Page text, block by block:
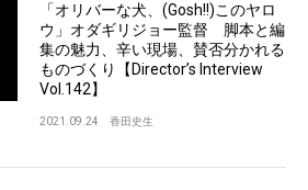
「オリバーな犬、(Gosh!!)このヤロ
ウ」オダギリジョー監督 脚本と編
集の魅力、辛い現場、賛否分かれる
ものづくり【Director’s Interview
Vol.142】
2021.09.24 香田史生